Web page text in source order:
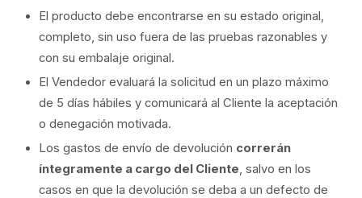
El producto debe encontrarse en su estado original,
completo, sin uso fuera de las pruebas razonables y
con su embalaje original.
El Vendedor evaluará la solicitud en un plazo máximo
de 5 días hábiles y comunicará al Cliente la aceptación
o denegación motivada.
Los gastos de envío de devolución correrán
íntegramente a cargo del Cliente, salvo en los
casos en que la devolución se deba a un defecto de